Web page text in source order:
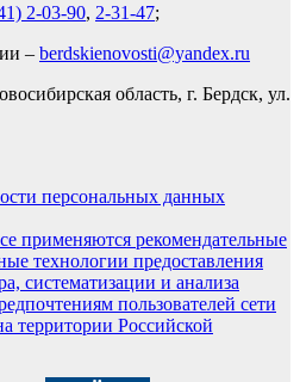
2-03-90, 2-31-47;
– berdskienovosti@yandex.ru
область, г. Бердск, ул.
персональных данных
применяются рекомендательные
технологии предоставления
систематизации и анализа
пользователей сети
территории Российской